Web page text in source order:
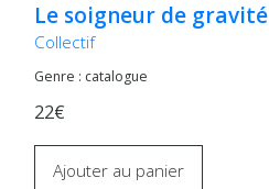
Le soigneur de gravité
Collectif
Genre : catalogue
22€
Ajouter au panier